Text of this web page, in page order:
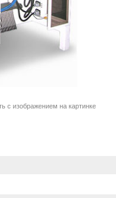
с изображением на картинке